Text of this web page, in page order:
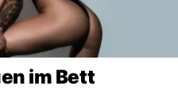
im Bett